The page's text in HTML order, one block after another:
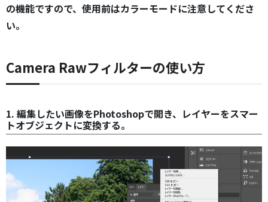
の機能ですので、使用前はカラーモードに注意してくださ
い。
Camera Rawフィルターの使い方
1. 編集したい画像をPhotoshopで開き、レイヤーをスマー
トオブジェクトに変換する。